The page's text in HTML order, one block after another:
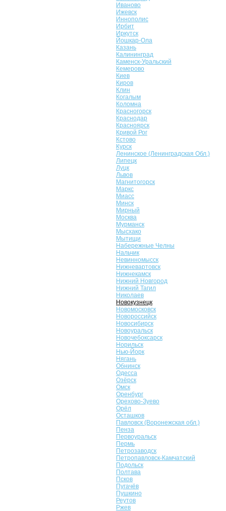
Иваново
Ижевск
Иннополис
Ирбит
Иркутск
Йошкар-Ола
Казань
Калининград
Каменск-Уральский
Кемерово
Киев
Киров
Клин
Когалым
Коломна
Красногорск
Краснодар
Красноярск
Кривой Рог
Кстово
Курск
Ленинское (Ленинградская Обл.)
Липецк
Луцк
Львов
Магнитогорск
Маркс
Миасс
Минск
Мирный
Москва
Мурманск
Мысхако
Мытищи
Набережные Челны
Нальчик
Невинномысск
Нижневартовск
Нижнекамск
Нижний Новгород
Нижний Тагил
Николаев
Новокузнецк
Новомосковск
Новороссийск
Новосибирск
Новоуральск
Новочебоксарск
Норильск
Нью-Йорк
Нягань
Обнинск
Одесса
Озёрск
Омск
Оренбург
Орехово-Зуево
Орёл
Осташков
Павловск (Воронежская обл.)
Пенза
Первоуральск
Пермь
Петрозаводск
Петропавловск-Камчатский
Подольск
Полтава
Псков
Пугачёв
Пушкино
Реутов
Ржев